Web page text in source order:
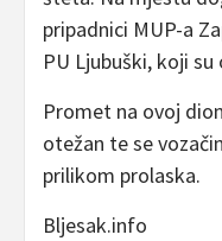
pripadnici MUP-a
PU Ljubuški, koji
Promet na ovoj
otežan te se
prilikom prolaska.
Bljesak.info